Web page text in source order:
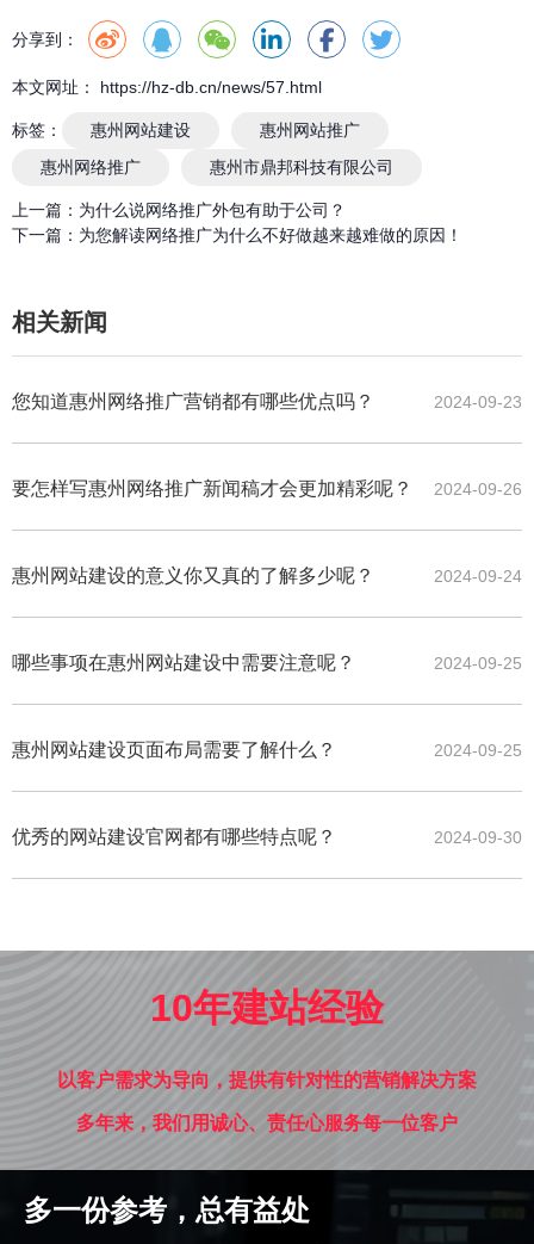
分享到：
本文网址： https://hz-db.cn/news/57.html
标签： 惠州网站建设
惠州网站推广
惠州网络推广
惠州市鼎邦科技有限公司
上一篇： 为什么说网络推广外包有助于公司？
下一篇： 为您解读网络推广为什么不好做越来越难做的原因！
相关新闻
2024-09-23
您知道惠州网络推广营销都有哪些优点吗？
2024-09-26
要怎样写惠州网络推广新闻稿才会更加精彩呢？
2024-09-24
惠州网站建设的意义你又真的了解多少呢？
2024-09-25
哪些事项在惠州网站建设中需要注意呢？
2024-09-25
惠州网站建设页面布局需要了解什么？
2024-09-30
优秀的网站建设官网都有哪些特点呢？
10年建站经验
以客户需求为导向，提供有针对性的营销解决方案
多年来，我们用诚心、责任心服务每一位客户
多一份参考，总有益处